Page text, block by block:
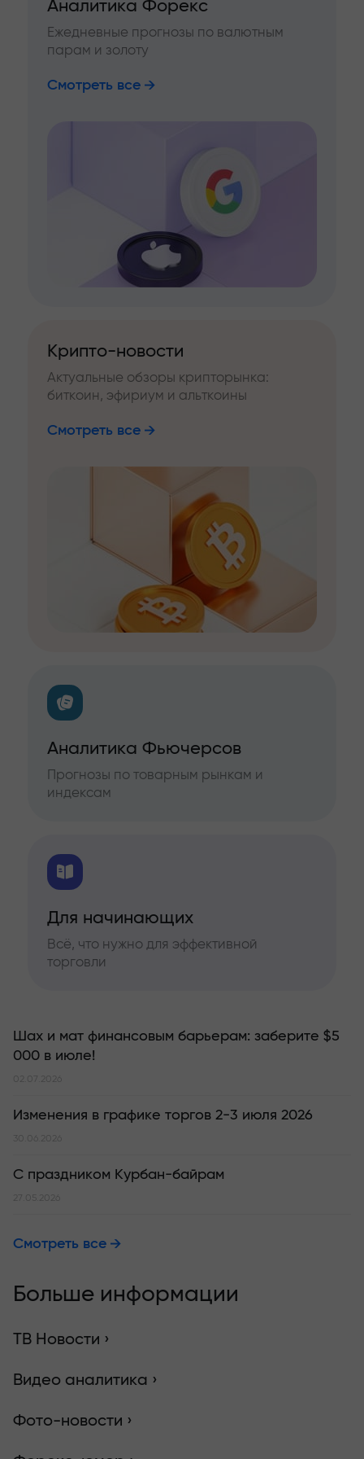
Аналитика Форекс
Ежедневные прогнозы по валютным
парам и золоту
Смотреть все
Крипто-новости
Актуальные обзоры крипторынка:
биткоин, эфириум и альткоины
Смотреть все
Аналитика Фьючерсов
Прогнозы по товарным рынкам и
индексам
Для начинающих
Всё, что нужно для эффективной
торговли
Шах и мат финансовым барьерам: заберите $5
000 в июле!
02.07.2026
Изменения в графике торгов 2-3 июля 2026
30.06.2026
С праздником Курбан-байрам
27.05.2026
Смотреть все
Больше информации
ТВ Новости ›
Видео аналитика ›
Фото-новости ›